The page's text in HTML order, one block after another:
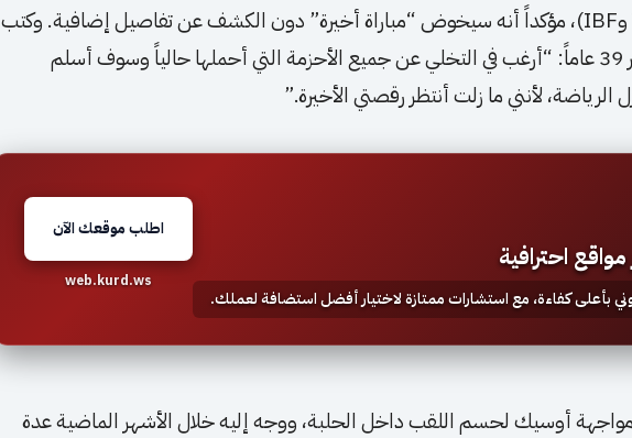
الثقيل (WBA وWBC وIBF)، مؤكداً أنه سيخوض “مباراة أخيرة” دون الكشف عن تفاصيل إضافية. وكتب
الملاكم البالغ من العمر 39 عاماً: “أرغب في التخلي عن جميع الأحزمة التي أحملها حالياً وسوف أسلم
الرياضة، لأنني ما زلت أنتظر رقصتي الأخيرة.”
احترافية
بأعلى كفاءة، مع استشارات ممتازة لاختيار أفضل استضافة لعملك.
اطلب موقعك الآن
web.kurd.ws
مواجهة أوسيك لحسم اللقب داخل الحلبة، ووجه إليه خلال الأشهر الماضية عدة